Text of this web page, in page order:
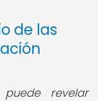
de las
revelar